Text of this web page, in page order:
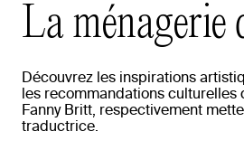
Laménagerie
Découvrez les inspirations
les recommandations culturelles
Fanny Britt, respectivement
traductrice.